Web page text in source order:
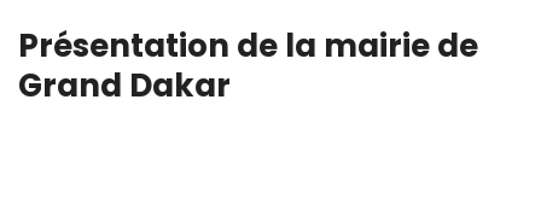
Présentation de la mairie de
Grand Dakar